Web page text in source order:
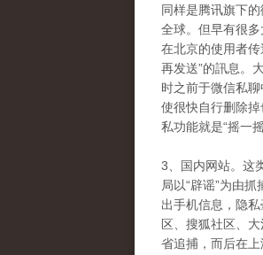
同样是腾讯旗下
全球。但早有很
在北京的使用者传
再发送”的訊息。
时之前于微信私
使很快自行删除
私功能就是“摇一
3、国内网站。这
局以“辟谣”为由
出手机信息，隐
区、搜狐社区、
省追捕，而后在